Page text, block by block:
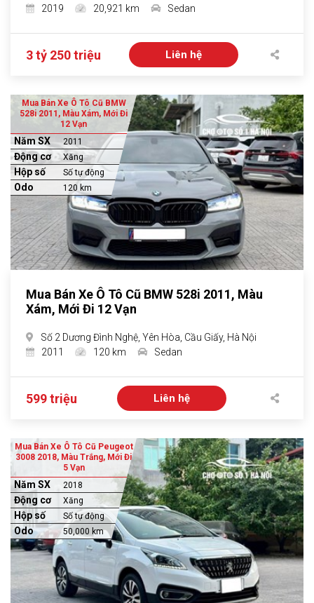
2019
20,921 km Sedan
3 tỷ 250 triệu Liên hệ
Mua Bán Xe Ô Tô Cũ BMW
528i 2011, Màu Xám, Mới Đi
12 Vạn
Năm SX 2011
Động cơ Xăng
Hộp số Số tự động
Odo 120 km
Mua Bán Xe Ô Tô Cũ BMW 528i 2011, Màu
Xám, Mới Đi 12 Vạn
Số 2 Dương Đình Nghệ, Yên Hòa, Cầu Giấy, Hà Nội
2011
120 km Sedan
599 triệu Liên hệ
Mua Bán Xe Ô Tô Cũ Peugeot
3008 2018, Màu Trắng, Mới Đi
5 Vạn
Năm SX 2018
Động cơ Xăng
Hộp số Số tự động
Odo 50,000 km